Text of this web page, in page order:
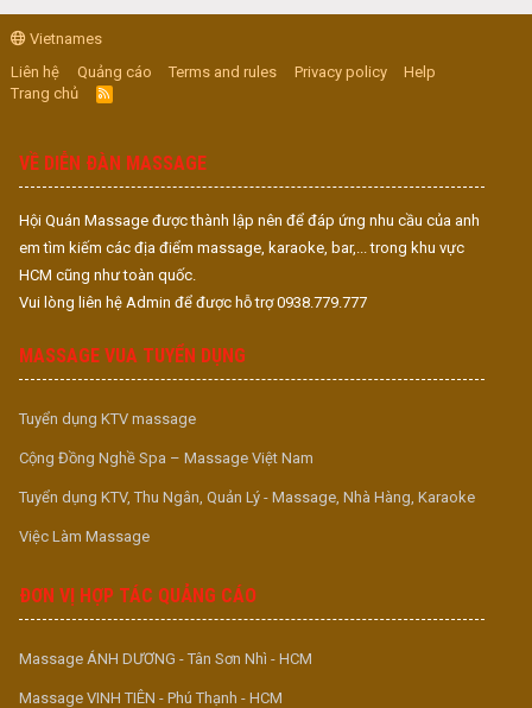
Vietnames
Liên hệ
Quảng cáo Terms and rules Privacy policy
Help
Trang chủ
R
S
VỀ DIỄN ĐÀN MASSAGE
Hội Quán Massage được thành lập nên để đáp ứng nhu cầu của anh
em tìm kiếm các địa điểm massage, karaoke, bar,... trong khu vực
HCM cũng như toàn quốc.
Vui lòng liên hệ Admin để được hỗ trợ 0938.779.777
MASSAGE VUA TUYỂN DỤNG
Tuyển dụng KTV massage
Cộng Đồng Nghề Spa – Massage Việt Nam
Tuyển dụng KTV, Thu Ngân, Quản Lý - Massage, Nhà Hàng, Karaoke
Việc Làm Massage
ĐƠN VỊ HỢP TÁC QUẢNG CÁO
Massage ÁNH DƯƠNG - Tân Sơn Nhì - HCM
Massage VINH TIÊN - Phú Thạnh - HCM